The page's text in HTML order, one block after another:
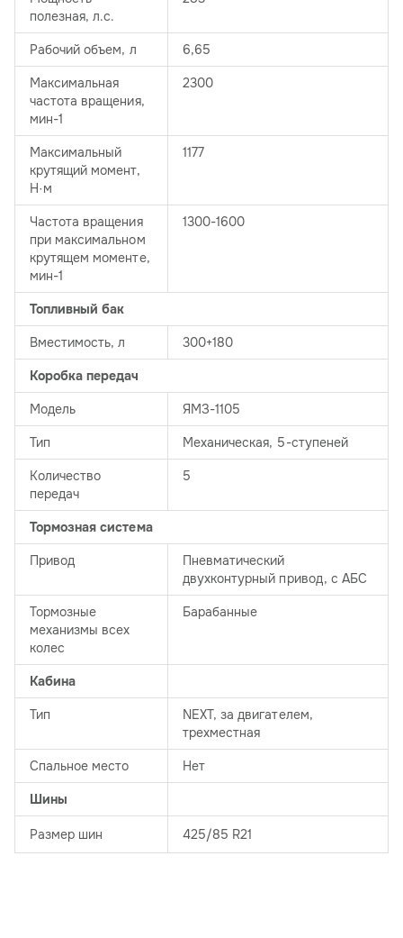
полезная, л.с.
Рабочий объем, л 6,65
Максимальная
частота вращения,
мин-1
2300
Максимальный
крутящий момент,
Н·м
1177
Частота вращения
при максимальном
крутящем моменте,
мин-1
1300-1600
Топливный бак
Вместимость, л 300+180
Коробка передач
Модель ЯМЗ-1105
Тип Механическая, 5-ступеней
Количество
передач
5
Тормозная система
Привод
Пневматический
двухконтурный привод, с АБС
Тормозные
механизмы всех
колес
Барабанные
Кабина
Тип
NEXT, за двигателем,
трехместная
Спальное место Нет
Шины
Размер шин 425/85 R21